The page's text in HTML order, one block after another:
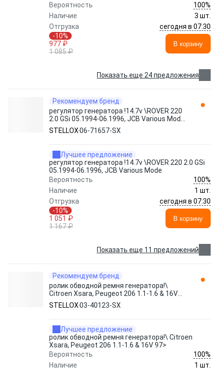
Вероятность
100%
Наличие
3 шт.
Отгрузка
сегодня в 07:30
-10%
977 ₽
1 085 ₽
В корзину
Показать еще 24 предложения
Рекомендуем бренд
регулятор генератора !14.7v \ROVER 220
2.0 GSi 05.1994-06.1996, JCB Various Mode
06-71657-SX STELLOX
STELLOX06-71657-SX
Лучшее предложение
регулятор генератора !14.7v \ROVER 220 2.0 GSi
05.1994-06.1996, JCB Various Mode
Вероятность
100%
Наличие
1 шт.
Отгрузка
сегодня в 07:30
-10%
1 051 ₽
1 167 ₽
В корзину
Показать еще 11 предложений
Рекомендуем бренд
ролик обводной ремня генератора!\
Citroen Xsara, Peugeot 206 1.1-1.6 & 16V
97> 03-40123-SX STELLOX
STELLOX03-40123-SX
Лучшее предложение
ролик обводной ремня генератора!\ Citroen
Xsara, Peugeot 206 1.1-1.6 & 16V 97>
Вероятность
100%
Наличие
1 шт.